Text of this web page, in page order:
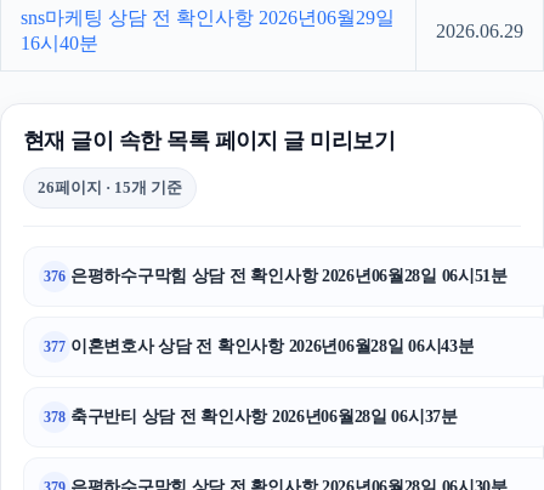
sns마케팅 상담 전 확인사항 2026년06월29일
16시40분
2026.06.29
현재 글이 속한 목록 페이지 글 미리보기
26페이지 · 15개 기준
376 은평하수구막힘 상담 전 확인사항 2026년06월28일 06시51분
377 이혼변호사 상담 전 확인사항 2026년06월28일 06시43분
378 축구반티 상담 전 확인사항 2026년06월28일 06시37분